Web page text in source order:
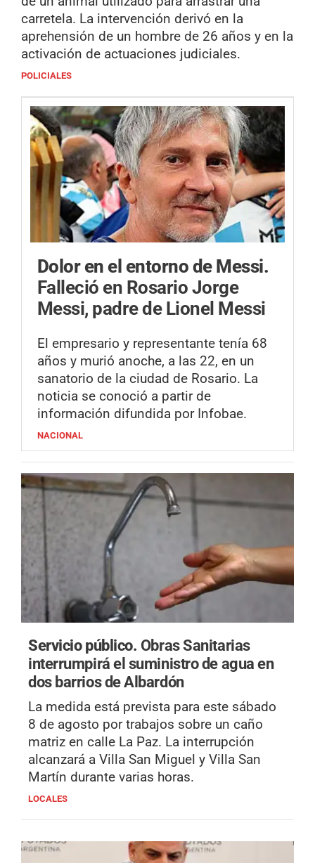
carretela. La intervención derivó en la
aprehensión de un hombre de 26 años y en la
activación de actuaciones judiciales.
POLICIALES
Dolor en el entorno de Messi.
Falleció en Rosario Jorge
Messi, padre de Lionel Messi
El empresario y representante tenía 68
años y murió anoche, a las 22, en un
sanatorio de la ciudad de Rosario. La
noticia se conoció a partir de
información difundida por Infobae.
NACIONAL
Servicio público. Obras Sanitarias
interrumpirá el suministro de agua en
dos barrios de Albardón
La medida está prevista para este sábado
8 de agosto por trabajos sobre un caño
matriz en calle La Paz. La interrupción
alcanzará a Villa San Miguel y Villa San
Martín durante varias horas.
LOCALES